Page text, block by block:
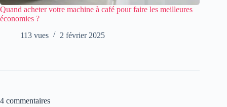
Quand acheter votre machine à café pour faire les meilleures
économies ?
113 vues
2 février 2025
4 commentaires